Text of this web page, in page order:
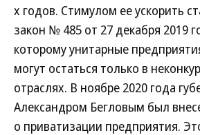
х годов. Стимулом ее ускорить
закон № 485 от 27 декабря 2019
которому унитарные
могут остаться только в
отраслях. В ноябре 2020 года
Александром Бегловым был
о приватизации предприятия.